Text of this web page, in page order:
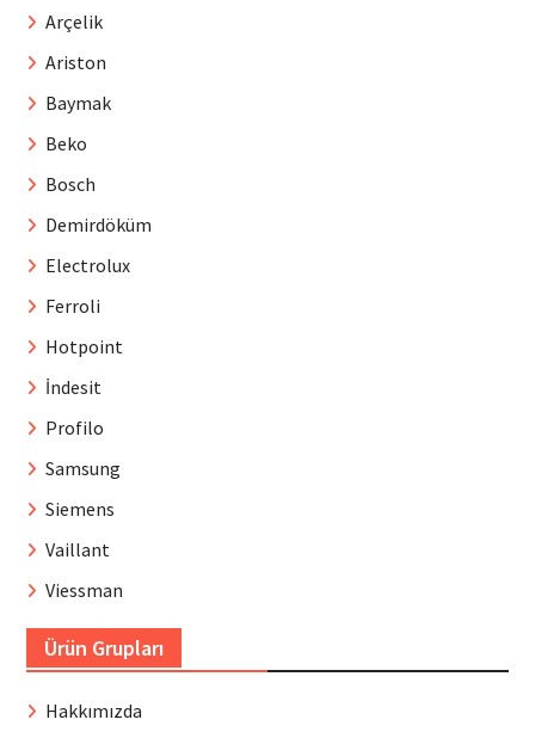
Arçelik
Ariston
Baymak
Beko
Bosch
Demirdöküm
Electrolux
Ferroli
Hotpoint
İndesit
Profilo
Samsung
Siemens
Vaillant
Viessman
Ürün Grupları
Hakkımızda